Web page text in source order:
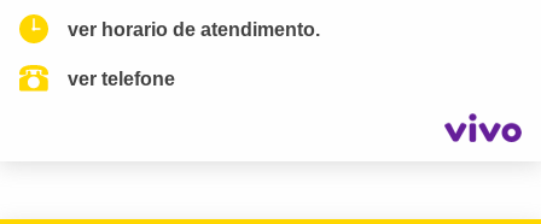
ver horario de atendimento.
ver telefone